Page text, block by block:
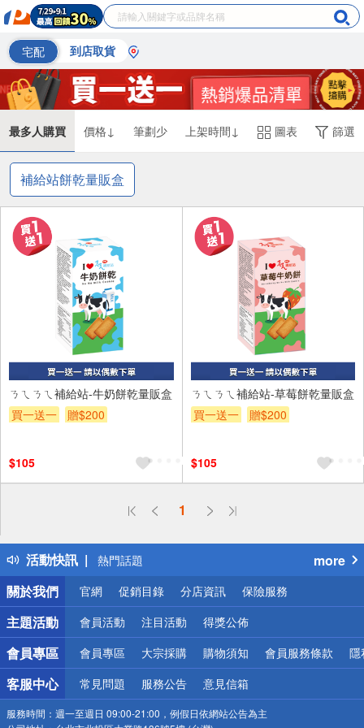
宅配 到店取貨
最多人購買 價格↓ 筆劃少 上架時間↓ 圖表 篩選
補給站餅乾量販盒
ㄋㄟㄋㄟ補給站-牛奶餅乾量販盒
買一送一
贈$200
$105
ㄋㄟㄋㄟ補給站-草莓餅乾量販盒
買一送一
贈$200
$105
1
活動快訊
偏遠地區配送
得獎公告
熱門話題
銀行優惠
偏遠地區配送
詐騙網頁！請小心！
more
關於我們
官網 促銷目錄 分店資訊 保險服務
主題活動 會員活動 注目活動 得獎公佈
會員專區 會員專區 大宗採購 購物須知 會員服務條款 隱
客服中心 常見問題 服務公告 意見信箱
服務時間： 週一至週日 09:00-21:00，例假日依網站公告為主